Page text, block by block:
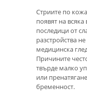
Стриите по
появят на всяка
последици от
разстройства
медицинска
Причините
твърде малко
или
бременност.